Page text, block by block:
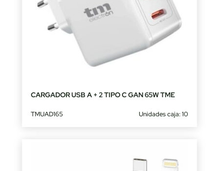
CARGADOR USB A + 2 TIPO C GAN 65W TME
TMUAD165 Unidades caja: 10